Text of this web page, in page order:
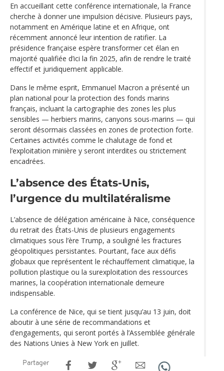
En accueillant cette conférence internationale, la France
cherche à donner une impulsion décisive. Plusieurs pays,
notamment en Amérique latine et en Afrique, ont
récemment annoncé leur intention de ratifier. La
présidence française espère transformer cet élan en
majorité qualifiée d’ici la fin 2025, afin de rendre le traité
effectif et juridiquement applicable.
Dans le même esprit, Emmanuel Macron a présenté un
plan national pour la protection des fonds marins
français, incluant la cartographie des zones les plus
sensibles — herbiers marins, canyons sous-marins — qui
seront désormais classées en zones de protection forte.
Certaines activités comme le chalutage de fond et
l’exploitation minière y seront interdites ou strictement
encadrées.
L’absence des États-Unis,
l’urgence du multilatéralisme
L’absence de délégation américaine à Nice, conséquence
du retrait des États-Unis de plusieurs engagements
climatiques sous l’ère Trump, a souligné les fractures
géopolitiques persistantes. Pourtant, face aux défis
globaux que représentent le réchauffement climatique, la
pollution plastique ou la surexploitation des ressources
marines, la coopération internationale demeure
indispensable.
La conférence de Nice, qui se tient jusqu’au 13 juin, doit
aboutir à une série de recommandations et
d’engagements, qui seront portés à l’Assemblée générale
des Nations Unies à New York en juillet.
Partager